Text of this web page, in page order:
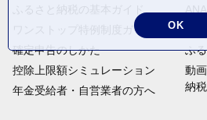
ふるさと納税の基本ガイド
ワンストップ特例制度ガイド
確定申告のしかた
控除上限額シミュレーション
年金受給者・自営業者の方へ
は
ふ
動
納税
OK